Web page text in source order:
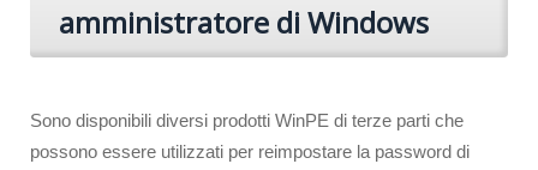
amministratore di Windows
Sono disponibili diversi prodotti WinPE di terze parti che
possono essere utilizzati per reimpostare la password di